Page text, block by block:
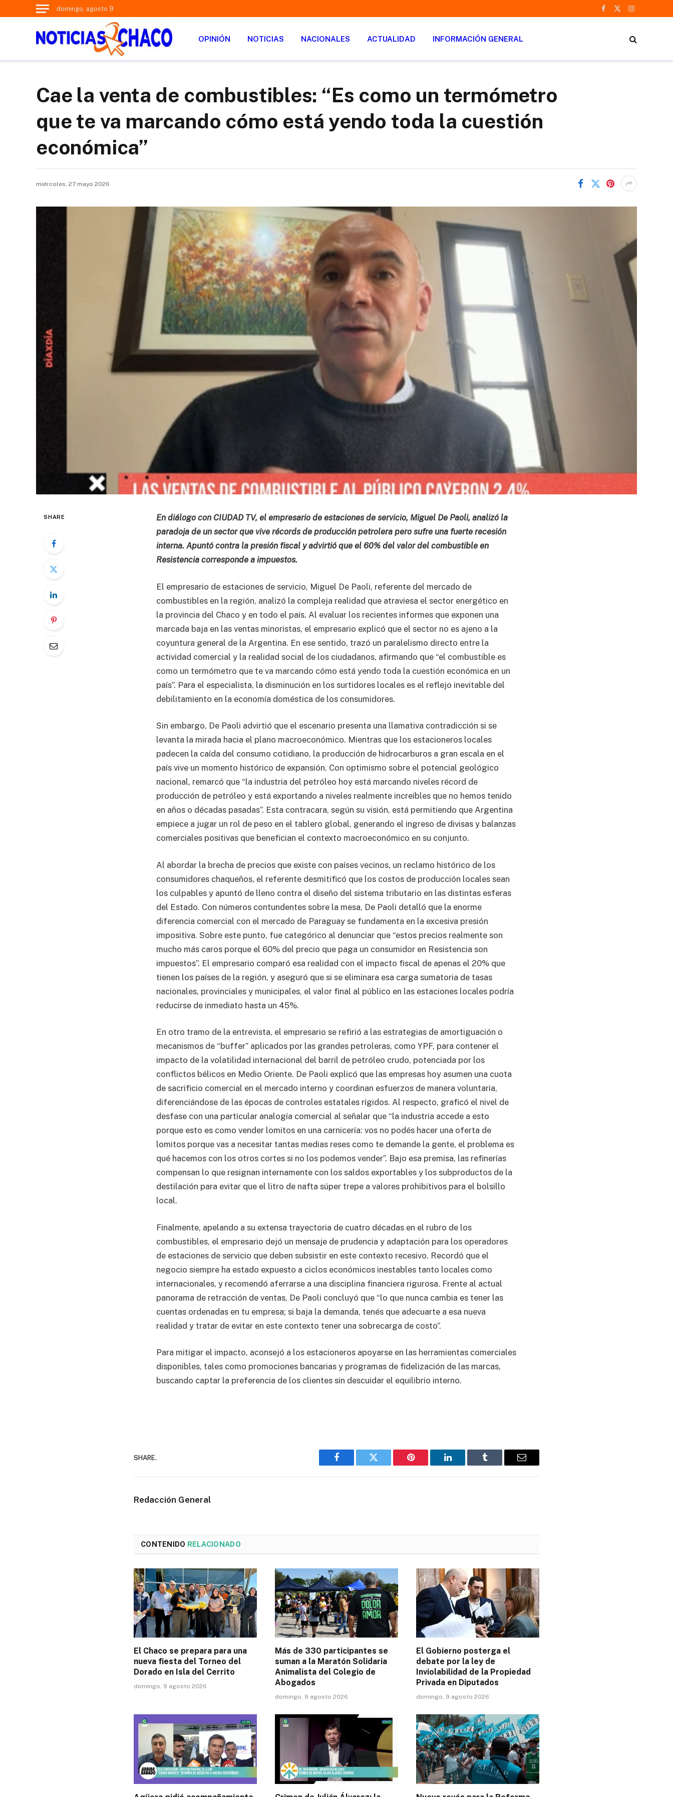
domingo, agosto 9
Facebook
X
Instagram
OPINIÓN NOTICIAS NACIONALES ACTUALIDAD INFORMACIÓN GENERAL
Cae la venta de combustibles: “Es como un termómetro
que te va marcando cómo está yendo toda la cuestión
económica”
miércoles, 27 mayo 2026
SHARE
En diálogo con CIUDAD TV, el empresario de estaciones de servicio, Miguel De Paoli, analizó la
paradoja de un sector que vive récords de producción petrolera pero sufre una fuerte recesión
interna. Apuntó contra la presión fiscal y advirtió que el 60% del valor del combustible en
Resistencia corresponde a impuestos.
El empresario de estaciones de servicio, Miguel De Paoli, referente del mercado de
combustibles en la región, analizó la compleja realidad que atraviesa el sector energético en
la provincia del Chaco y en todo el país. Al evaluar los recientes informes que exponen una
marcada baja en las ventas minoristas, el empresario explicó que el sector no es ajeno a la
coyuntura general de la Argentina. En ese sentido, trazó un paralelismo directo entre la
actividad comercial y la realidad social de los ciudadanos, afirmando que “el combustible es
como un termómetro que te va marcando cómo está yendo toda la cuestión económica en un
país”. Para el especialista, la disminución en los surtidores locales es el reflejo inevitable del
debilitamiento en la economía doméstica de los consumidores.
Sin embargo, De Paoli advirtió que el escenario presenta una llamativa contradicción si se
levanta la mirada hacia el plano macroeconómico. Mientras que los estacioneros locales
padecen la caída del consumo cotidiano, la producción de hidrocarburos a gran escala en el
país vive un momento histórico de expansión. Con optimismo sobre el potencial geológico
nacional, remarcó que “la industria del petróleo hoy está marcando niveles récord de
producción de petróleo y está exportando a niveles realmente increíbles que no hemos tenido
en años o décadas pasadas”. Esta contracara, según su visión, está permitiendo que Argentina
empiece a jugar un rol de peso en el tablero global, generando el ingreso de divisas y balanzas
comerciales positivas que benefician el contexto macroeconómico en su conjunto.
Al abordar la brecha de precios que existe con países vecinos, un reclamo histórico de los
consumidores chaqueños, el referente desmitificó que los costos de producción locales sean
los culpables y apuntó de lleno contra el diseño del sistema tributario en las distintas esferas
del Estado. Con números contundentes sobre la mesa, De Paoli detalló que la enorme
diferencia comercial con el mercado de Paraguay se fundamenta en la excesiva presión
impositiva. Sobre este punto, fue categórico al denunciar que “estos precios realmente son
mucho más caros porque el 60% del precio que paga un consumidor en Resistencia son
impuestos”. El empresario comparó esa realidad con el impacto fiscal de apenas el 20% que
tienen los países de la región, y aseguró que si se eliminara esa carga sumatoria de tasas
nacionales, provinciales y municipales, el valor final al público en las estaciones locales podría
reducirse de inmediato hasta un 45%.
En otro tramo de la entrevista, el empresario se refirió a las estrategias de amortiguación o
mecanismos de “buffer” aplicados por las grandes petroleras, como YPF, para contener el
impacto de la volatilidad internacional del barril de petróleo crudo, potenciada por los
conflictos bélicos en Medio Oriente. De Paoli explicó que las empresas hoy asumen una cuota
de sacrificio comercial en el mercado interno y coordinan esfuerzos de manera voluntaria,
diferenciándose de las épocas de controles estatales rígidos. Al respecto, graficó el nivel de
desfase con una particular analogía comercial al señalar que “la industria accede a esto
porque esto es como vender lomitos en una carnicería: vos no podés hacer una oferta de
lomitos porque vas a necesitar tantas medias reses como te demande la gente, el problema es
qué hacemos con los otros cortes si no los podemos vender”. Bajo esa premisa, las refinerías
compensan lo que resignan internamente con los saldos exportables y los subproductos de la
destilación para evitar que el litro de nafta súper trepe a valores prohibitivos para el bolsillo
local.
Finalmente, apelando a su extensa trayectoria de cuatro décadas en el rubro de los
combustibles, el empresario dejó un mensaje de prudencia y adaptación para los operadores
de estaciones de servicio que deben subsistir en este contexto recesivo. Recordó que el
negocio siempre ha estado expuesto a ciclos económicos inestables tanto locales como
internacionales, y recomendó aferrarse a una disciplina financiera rigurosa. Frente al actual
panorama de retracción de ventas, De Paoli concluyó que “lo que nunca cambia es tener las
cuentas ordenadas en tu empresa; si baja la demanda, tenés que adecuarte a esa nueva
realidad y tratar de evitar en este contexto tener una sobrecarga de costo”.
Para mitigar el impacto, aconsejó a los estacioneros apoyarse en las herramientas comerciales
disponibles, tales como promociones bancarias y programas de fidelización de las marcas,
buscando captar la preferencia de los clientes sin descuidar el equilibrio interno.
SHARE.
Facebook Twitter Pinterest LinkedIn Tumblr Email
Redacción General
CONTENIDO RELACIONADO
El Chaco se prepara para una
nueva fiesta del Torneo del
Dorado en Isla del Cerrito
domingo, 9 agosto 2026
Más de 330 participantes se
suman a la Maratón Solidaria
Animalista del Colegio de
Abogados
domingo, 9 agosto 2026
El Gobierno posterga el
debate por la ley de
Inviolabilidad de la Propiedad
Privada en Diputados
domingo, 9 agosto 2026